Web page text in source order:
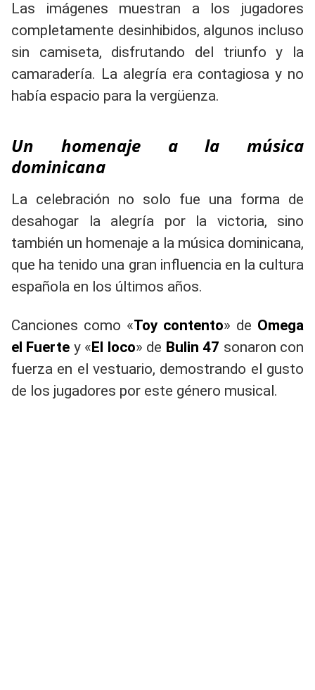
Las imágenes muestran a los jugadores
completamente desinhibidos, algunos incluso
sin camiseta, disfrutando del triunfo y la
camaradería. La alegría era contagiosa y no
había espacio para la vergüenza.
Un homenaje a la música
dominicana
La celebración no solo fue una forma de
desahogar la alegría por la victoria, sino
también un homenaje a la música dominicana,
que ha tenido una gran influencia en la cultura
española en los últimos años.
Canciones como «Toy contento» de Omega
el Fuerte y «El loco» de Bulin 47 sonaron con
fuerza en el vestuario, demostrando el gusto
de los jugadores por este género musical.